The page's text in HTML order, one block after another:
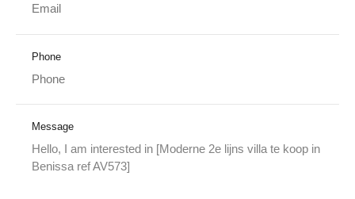
Phone
Message